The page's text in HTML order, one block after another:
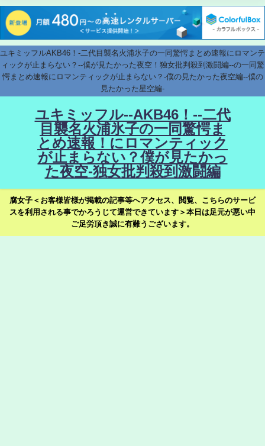
ユキミッフルAKB46！-二代目襲名火浦氷子の一同驚愕まとめ速報にロマンテ
ィックが止まらない？--僕が見たかった夜空！独女批判殺到激闘編--の一同驚
愕まとめ速報にロマンティックが止まらない？-僕の見たかった夜空編--僕の
見たかった星空編-
ユキミッフル--AKB46！--二代
目襲名火浦氷子の一同驚愕ま
とめ速報！にロマンティック
が止まらない？僕が見たかっ
た夜空-独女批判殺到激闘編
腐女子＜お客様皆様が掲載の記事等へアクセス、閲覧、こちらのサービ
スを利用される事でかろうじて運営できています＞本日は足元が悪い中
ご足労頂き誠に有難うございます。